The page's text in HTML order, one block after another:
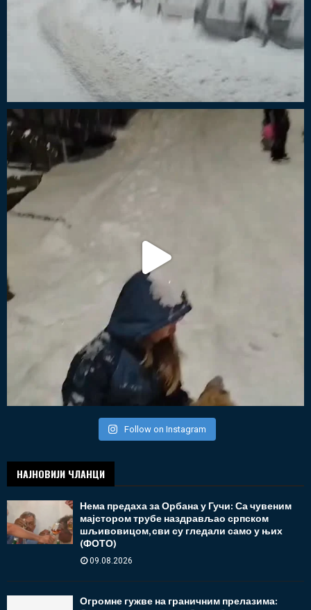
Follow on Instagram
НАЈНОВИЈИ ЧЛАНЦИ
Нема предаха за Орбана у Гучи: Са чувеним
мајстором трубе наздрављао српском
шљивовицом, сви су гледали само у њих
(ФОТО)
09.08.2026
Огромне гужве на граничним прелазима: